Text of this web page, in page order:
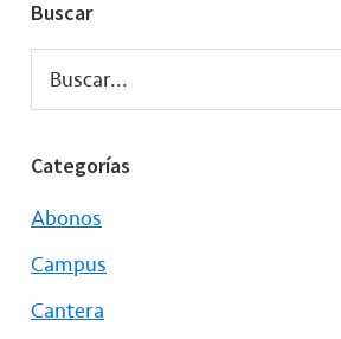
Buscar
Buscar...
Categorías
Abonos
Campus
Cantera